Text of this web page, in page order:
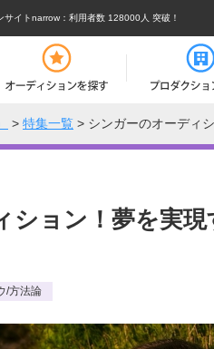
サイトnarrow ：利用者数 128000人 突破！
> 特集一覧 > シンガーのオーディ
ション！夢を実
/方法論